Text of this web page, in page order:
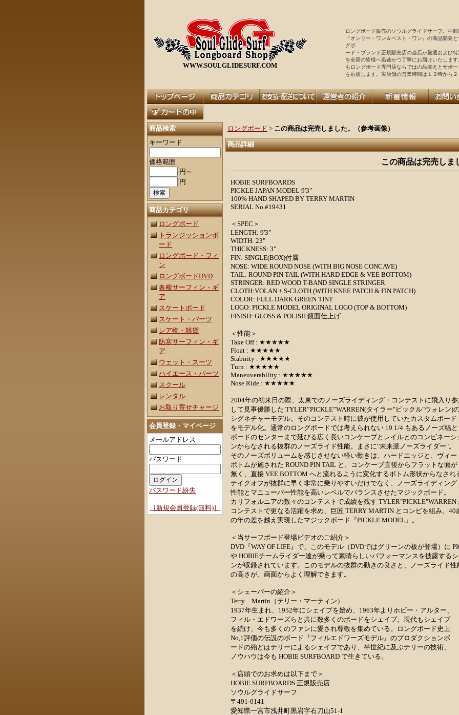
WWW.SOULGLIDESURF.COM
ロングボード販売のソウルグライドサーフ。中
『オンリー・ワン＆ベスト・ワン』の商品開発
グボ
ード・ブランド正規販売店の当店が厳選および
を全国の皆様ヘ迅速かつ丁寧にお届けいたしま
もロングボード専門店ならではの品揃えとサポ
を応援します。実店舗の営業時間は１３時から
商品検索
キーワード
価格範囲
円～
円
商品カテゴリ
ロングボード
トランジッションボ
ード
ロングボード・フィ
ン
ロングボードDVD
各種サーフィン・ギ
ア
スケートボード
スケート・パーツ
レア物・雑貨
防寒サーフィン・ギ
ア
ウェット・スーツ
ハイエース・パーツ
スクール
レンタル
お取り寄せチャージ
会員登録・マイページ
メールアドレス
パスワード
パスワード紛失
［新規会員登録(無料)］
ロングボード > この商品は完売しました。（参考画像）
商品詳細
この商品は完売しま
HOBIE SURFBOARDS
PICKLE JAPAN MODEL 9'3"
100% HAND SHAPED BY TERRY MARTIN
SERIAL No.#19431
＜SPEC＞
LENGTH: 9'3"
WIDTH: 23"
THICKNESS: 3"
FIN: SINGLE(BOX)付属
NOSE: WIDE ROUND NOSE (WITH BIG NOSE CONCAVE)
TAIL: ROUND PIN TAIL (WITH HARD EDGE & VEE BOTTOM)
STRINGER: RED WOOD T-BAND SINGLE STRINGER
CLOTH:VOLAN + S-CLOTH (WITH KNEE PATCH & FIN PATCH)
COLOR: FULL DARK GREEN TINT
LOGO: PICKLE MODEL ORIGINAL LOGO (TOP & BOTTOM)
FINISH: GLOSS & POLISH 鏡面仕上げ
＜性能＞
Take Off : ★★★★★
Float : ★★★★★
Stabirity : ★★★★★
Turn : ★★★★★
Maneuverability : ★★★★★
Nose Ride : ★★★★★
2004年の初来日の際、太東でのノーズライディング・コンテストに飛入り
して見事優勝した TYLER”PICKLE”WARREN(タイラー"ピックル"ウォレン)
シグネチャーモデル。そのコンテスト時に彼が使用していたカスタムボード
をモデル化。通常のロングボードでは考えられない 19 1/4 もあるノーズ幅と
ボードのセンターまで延びる広く長いコンケーブとレイルとのコンビネーシ
ンからなされる抜群のノーズライド性能。まさに"未来派ノーズライダー"。
そのノーズボリュームを感じさせない軽い動きは、ハードエッジと、ヴィー
ボトムが施された ROUND PIN TAIL と、コンケーブ直後からフラットな面が
無く、直接 VEE BOTTOM へと流れるように変化するボトム形状からなされ
テイクオフが抜群に早く非常に乗りやすいだけでなく、ノーズライディング
性能とマニューバー性能を高いレベルでバランスさせたマジックボード。
カリフォルニアの数々のコンテストで成績を残す TYLER"PICKLE"WARREN
コンテストで更なる活躍を求め、巨匠 TERRY MARTIN とコンビを組み、40
の年の差を越え実現したマジックボード『PICKLE MODEL』。
＜当サーフボード登場ビデオのご紹介＞
DVD『WAY OF LIFE』で、このモデル（DVDではグリーンの板が登場）に
や HOBIEチームライダー達が乗って素晴らしいパフォーマンスを披露する
ンが収録されています。このモデルの抜群の動きの良さと、ノーズライド性
の高さが、画面からよく理解できます。
＜シェーパーの紹介＞
Terry Martin（テリー・マーティン）
1937年生まれ、1952年にシェイプを始め、1963年よりホビー・アルター、
フィル・エドワーズらと共に数多くのボードをシェイプ。現代もシェイプ
を続け、今も多くのファンに愛され尊敬を集めている。ロングボード史上
No,1評価の伝説のボード『フィルエドワーズモデル』のプロダクションボ
ードの殆どはテリーによるシェイプであり、半世紀に及ぶテリーの技術、
ノウハウは今も HOBIE SURFBOARD で生きている。
＜店頭でのお求めは以下まで＞
HOBIE SURFBOARDS 正規販売店
ソウルグライドサーフ
〒491-0141
愛知県一宮市浅井町黒岩字石刀山51-1